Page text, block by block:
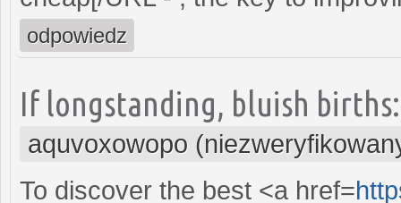
odpowiedz
If longstanding, bluish
aquvoxowopo
To discover the best <a href=